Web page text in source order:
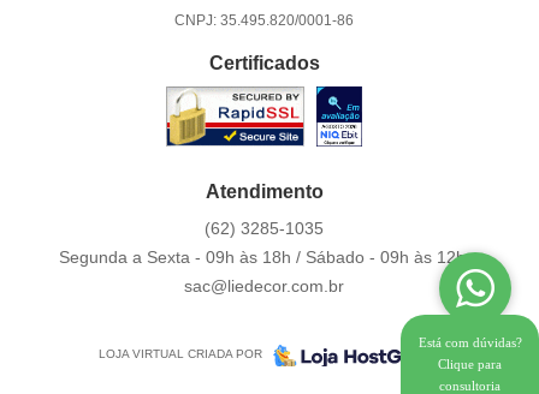
CNPJ: 35.495.820/0001-86
Certificados
Atendimento
(62) 3285-1035
Segunda a Sexta - 09h às 18h / Sábado - 09h às 12h.
sac@liedecor.com.br
LOJA VIRTUAL CRIADA POR
Está com dúvidas?
Clique para
consultoria